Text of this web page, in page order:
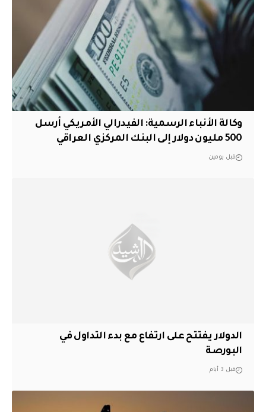
وكالة الأنباء الرسمية: الفيدرالي الأمريكي أرسل
500 مليون دولار إلى البنك المركزي العراقي
قبل يومين
الدولار يفتتح على ارتفاع مع بدء التداول في
البورصة
قبل 3 أيام